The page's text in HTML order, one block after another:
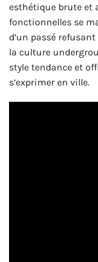
esthétique brute et
fonctionnelles se
d’un passé
la culture
style tendance et
s’exprimer en ville.